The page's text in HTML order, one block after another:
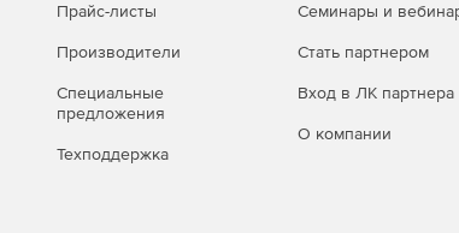
Прайс-листы
Производители
Специальные
предложения
Техподдержка
Семинары и
Стать партнером
Вход в ЛК партнера
О компании